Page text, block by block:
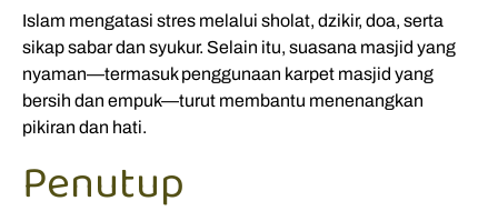
Islam mengatasi stres melalui sholat, dzikir, doa, serta
sikap sabar dan syukur. Selain itu, suasana masjid yang
nyaman—termasuk penggunaan karpet masjid yang
bersih dan empuk—turut membantu menenangkan
pikiran dan hati.
Penutup